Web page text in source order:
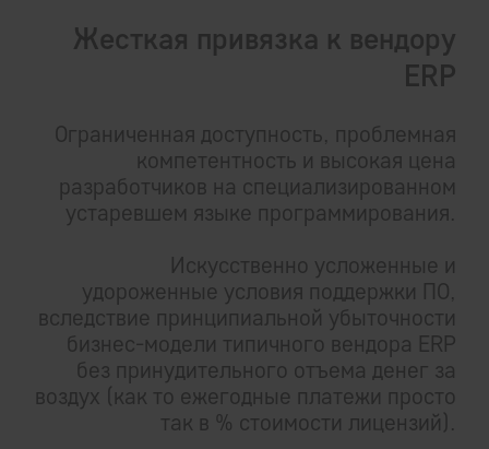
Практическая (бес) полезность наработок
Жесткая привязка к вендору
ERP
Ограниченная доступность, проблемная
компетентность и высокая цена
разработчиков на специализированном
устаревшем языке программирования.
Искусственно усложенные и
удороженные условия поддержки ПО,
вследствие принципиальной убыточности
бизнес-модели типичного вендора ERP
без принудительного отъема денег за
воздух (как то ежегодные платежи просто
так в % стоимости лицензий).